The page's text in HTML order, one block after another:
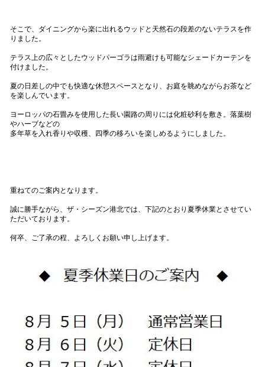
そこで、ダイニングから楽に出れるウッドと天然石の段差のないテラスを作
りました。
テラス上の広々としたウッドパーゴラは雨避けも可能なシェードカーテンを
付けました。
夏の日差しの中でも快適な休憩スペースとなり、お庭を眺めながらお茶など
を楽しんでいます。
ヨーロッパの石畳みを使用した長い園路の周りには化粧砂利を敷き。落葉樹
やハーブなどの
多年草を入れ香りや収穫、四季の移ろいを楽しめるようにしました。
重ねてのご案内となります。
誠に勝手ながら、ザ・シーズン港北では、下記のとおり夏季休業とさせてい
ただいております。
何卒、ご了承の程、よろしくお願い申し上げます。